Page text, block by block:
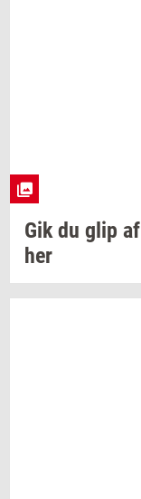
Gik du glip af
her